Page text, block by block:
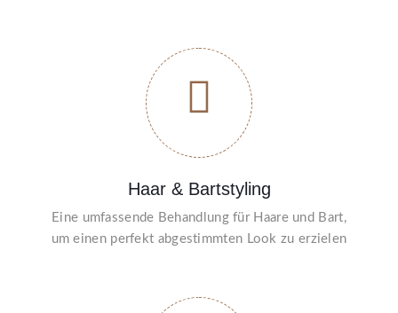
Haar & Bartstyling
Eine umfassende Behandlung für Haare und Bart,
um einen perfekt abgestimmten Look zu erzielen